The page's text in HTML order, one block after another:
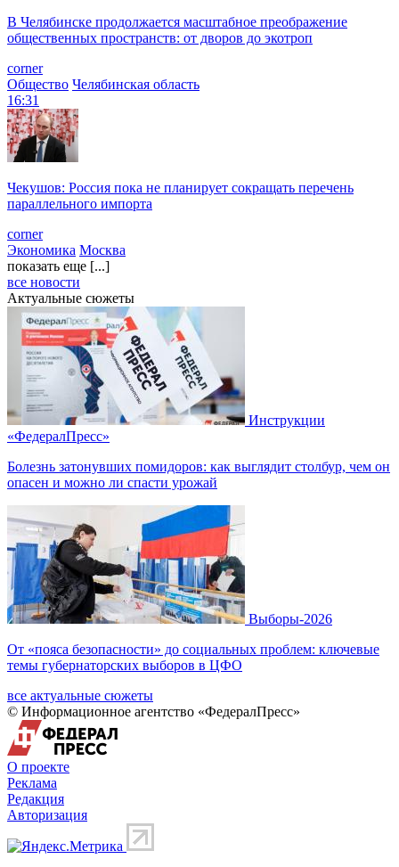
В Челябинске продолжается масштабное преображение
общественных пространств: от дворов до экотроп
corner
Общество Челябинская область
16:31
Чекушов: Россия пока не планирует сокращать перечень
параллельного импорта
corner
Экономика Москва
показать еще [...]
все новости
Актуальные сюжеты
Инструкции
«ФедералПресс»
Болезнь затонувших помидоров: как выглядит столбур, чем он
опасен и можно ли спасти урожай
Выборы-2026
От «пояса безопасности» до социальных проблем: ключевые
темы губернаторских выборов в ЦФО
все актуальные сюжеты
© Информационное агентство «ФедералПресс»
О проекте
Реклама
Редакция
Авторизация